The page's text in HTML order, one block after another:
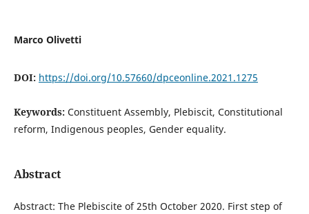
Marco Olivetti
DOI: https://doi.org/10.57660/dpceonline.2021.1275
Keywords: Constituent Assembly, Plebiscit, Constitutional
reform, Indigenous peoples, Gender equality.
Abstract
Abstract: The Plebiscite of 25th October 2020. First step of